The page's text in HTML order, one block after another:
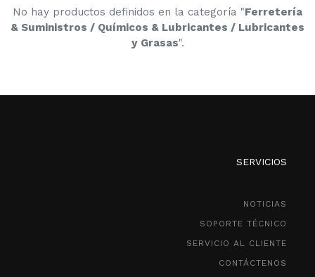
No hay productos definidos en la categoría "Ferretería
& Suministros / Químicos & Lubricantes / Lubricantes
y Grasas".
SERVICIOS
NOTICIAS
SOPORTE TÉCNICO
SERVICIO AL CLIENTE
CONTÁCTENOS